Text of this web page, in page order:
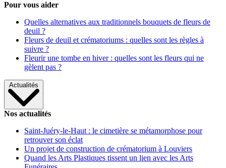
Pour vous aider
Quelles alternatives aux traditionnels bouquets de fleurs de
deuil ?
Fleurs de deuil et crématoriums : quelles sont les règles à
suivre ?
Fleurir une tombe en hiver : quelles sont les fleurs qui ne
gèlent pas ?
Actualités
Nos actualités
Saint-Juéry-le-Haut : le cimetière se métamorphose pour
retrouver son éclat
Un projet de construction de crématorium à Louviers
Quand les Arts Plastiques tissent un lien avec les Arts